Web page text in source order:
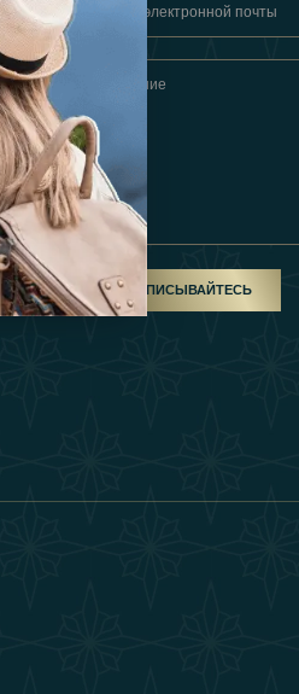
ПОДПИСЫВАЙТЕСЬ